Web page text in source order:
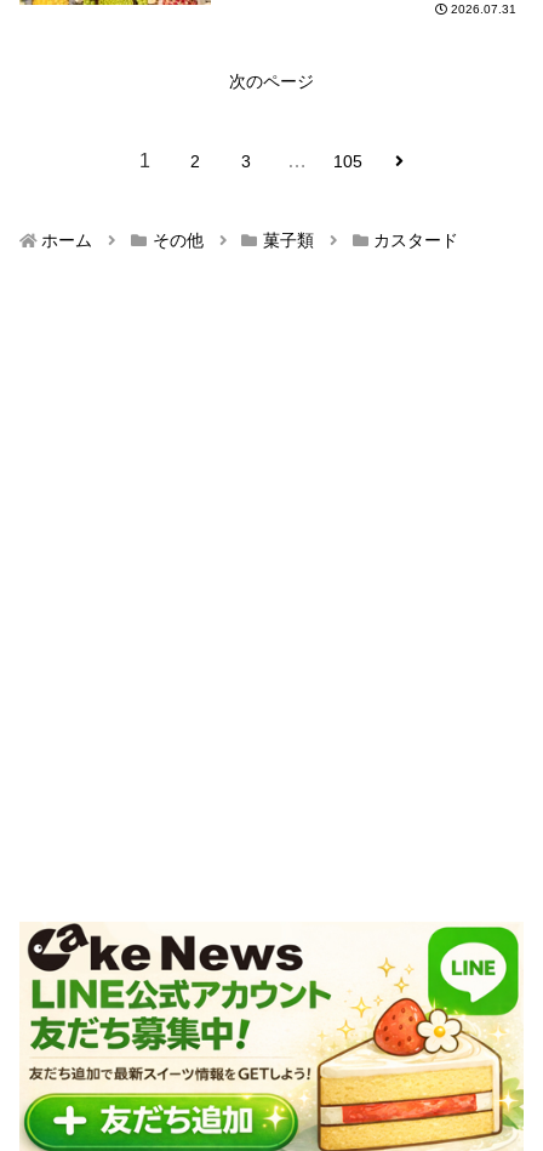
2026.07.31
次のページ
1 2 3 … 105
ホーム その他 菓子類 カスタード